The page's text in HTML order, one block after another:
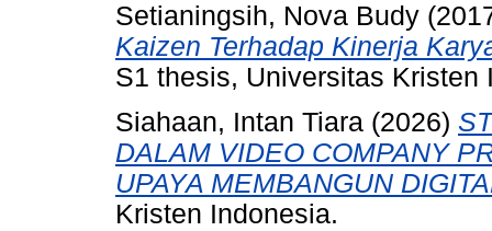
Setianingsih, Nova Budy
Kaizen Terhadap Kinerja
S1 thesis, Universitas Kristen
Siahaan, Intan Tiara (2026)
DALAM VIDEO COMPANY
UPAYA MEMBANGUN
Kristen Indonesia.